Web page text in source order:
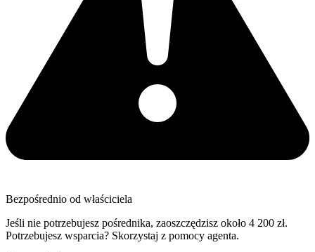
Bezpośrednio od właściciela
Jeśli nie potrzebujesz pośrednika, zaoszczędzisz około 4 200 zł.
Potrzebujesz wsparcia? Skorzystaj z pomocy agenta.